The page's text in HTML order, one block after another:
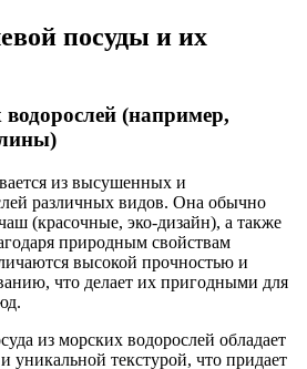
посуды и их
(например,
из высушенных и
различных видов. Она обычно
(красочные, эко-дизайн), а также
природным свойствам
высокой прочностью и
что делает их пригодными для
из морских водорослей обладает
уникальной текстурой, что придает